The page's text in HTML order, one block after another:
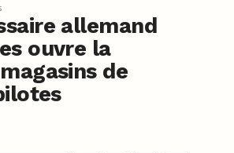
allemand
ouvre la
de